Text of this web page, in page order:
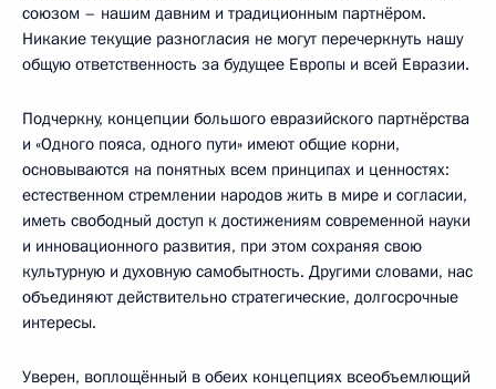
союзом – нашим давним и традиционным партнёром.
Никакие текущие разногласия не могут перечеркнуть нашу
общую ответственность за будущее Европы и всей Евразии.
Подчеркну, концепции большого евразийского партнёрства
и «Одного пояса, одного пути» имеют общие корни,
основываются на понятных всем принципах и ценностях:
естественном стремлении народов жить в мире и согласии,
иметь свободный доступ к достижениям современной науки
и инновационного развития, при этом сохраняя свою
культурную и духовную самобытность. Другими словами, нас
объединяют действительно стратегические, долгосрочные
интересы.
Уверен, воплощённый в обеих концепциях всеобъемлющий